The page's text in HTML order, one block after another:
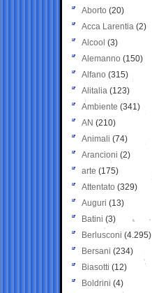
Aborto (20)
Acca Larentia (2)
Alcool (3)
Alemanno (150)
Alfano (315)
Alitalia (123)
Ambiente (341)
AN (210)
Animali (74)
Arancioni (2)
arte (175)
Attentato (329)
Auguri (13)
Batini (3)
Berlusconi (4.295)
Bersani (234)
Biasotti (12)
Boldrini (4)